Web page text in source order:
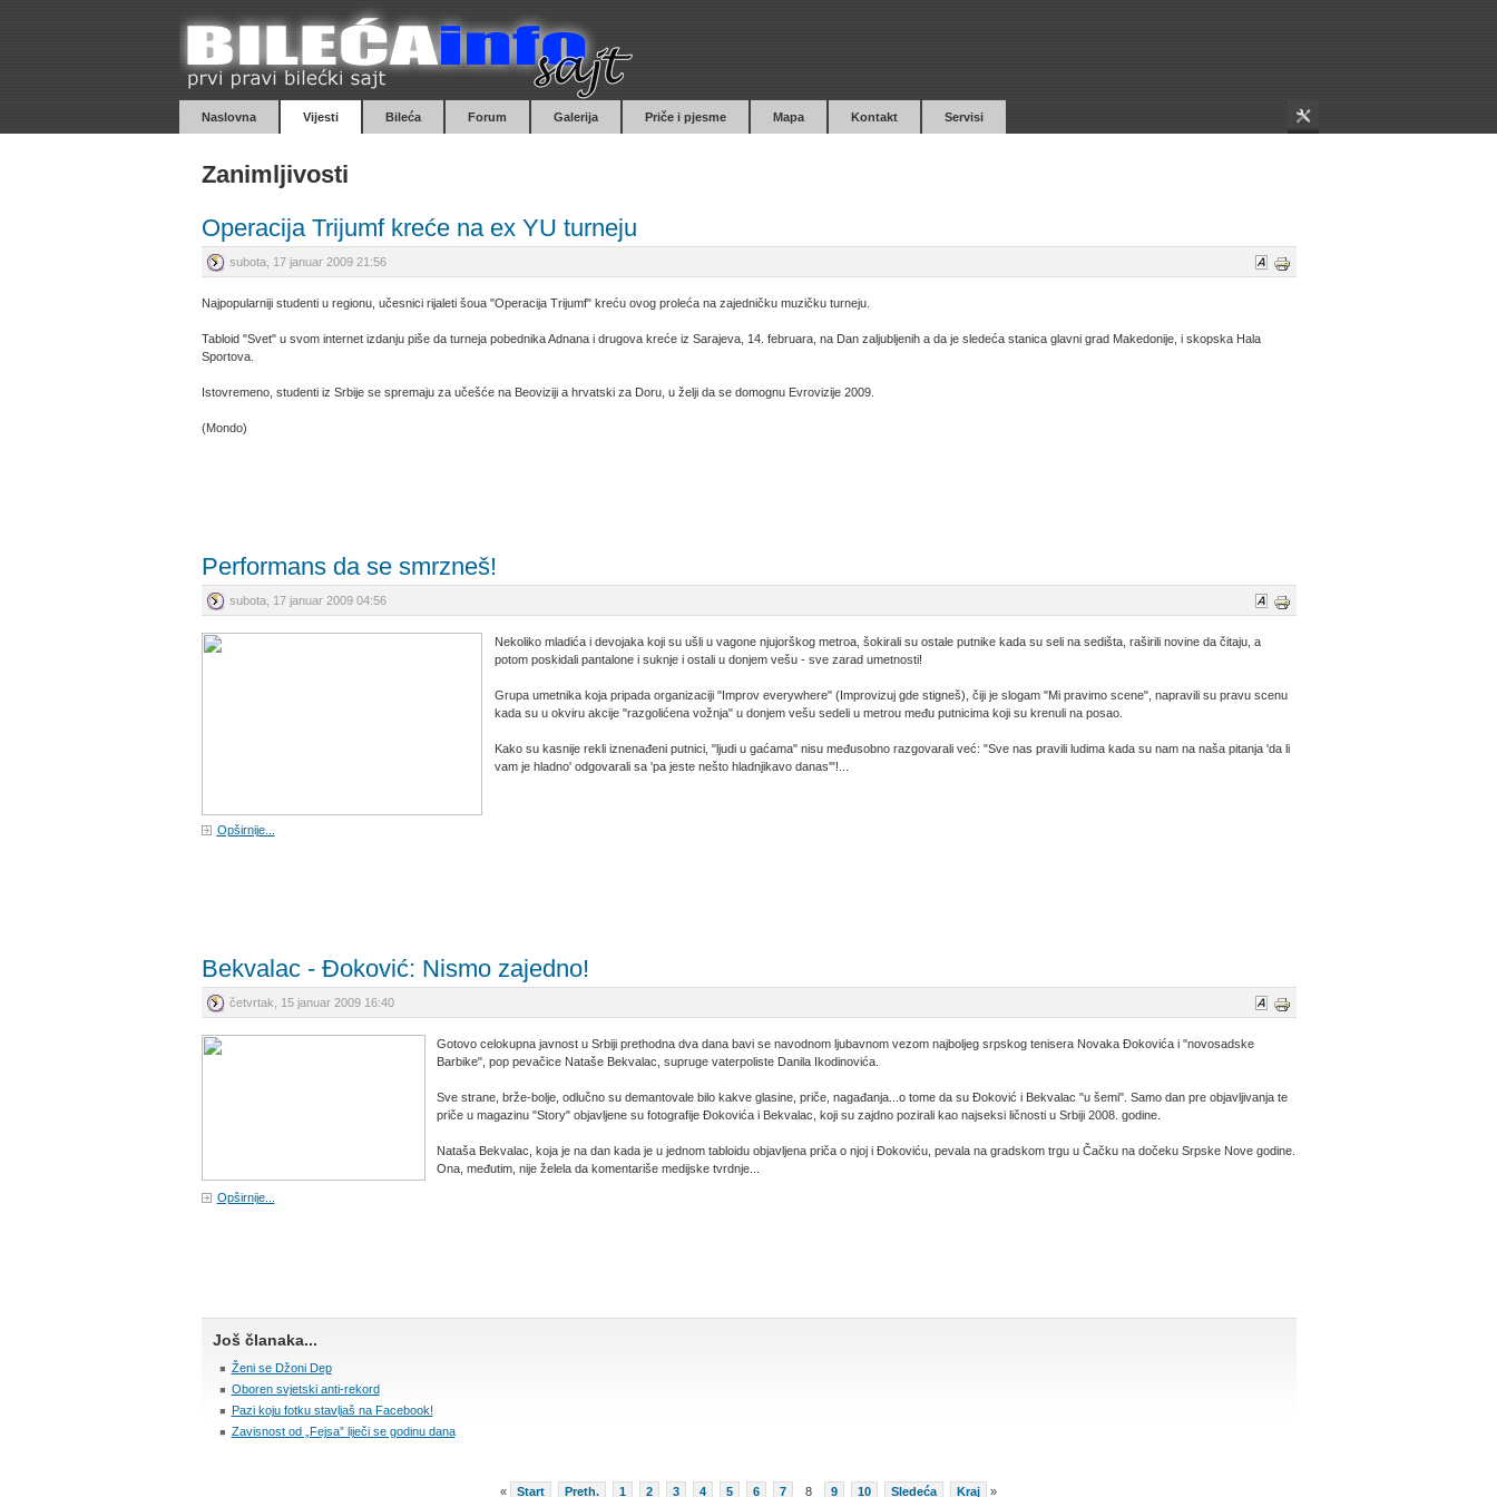
Naslovna Vijesti Bileća Forum Galerija Priče i pjesme Mapa Kontakt Servisi
Zanimljivosti
Operacija Trijumf kreće na ex YU turneju
subota, 17 januar 2009 21:56
Najpopularniji studenti u regionu, učesnici rijaleti šoua "Operacija Trijumf" kreću ovog proleća na zajedničku muzičku turneju.
Tabloid "Svet" u svom internet izdanju piše da turneja pobednika Adnanai drugova kreće iz Sarajeva, 14. februara, na Dan zaljubljenih a da je sledeća stanica glavni grad Makedonije, i skopska Hala
Sportova.
Istovremeno, studenti iz Srbije se spremaju za učešće na Beoviziji a hrvatski za Doru, u želji da se domognu Evrovizije 2009.
(Mondo)
Performans da se smrzneš!
subota, 17 januar 2009 04:56
Nekoliko mladića i devojaka koji su ušli u vagone njujorškog metroa, šokirali su ostale putnike kada su seli na sedišta, raširili novine da čitaju, a
potom poskidali pantalone i suknje i ostali u donjem vešu - sve zarad umetnosti!
Grupa umetnika koja pripada organizaciji "Improv everywhere" (Improvizuj gde stigneš), čiji je slogam "Mi pravimo scene", napravili su pravu scenu
kada su u okviru akcije "razgolićena vožnja" u donjem vešu sedeli u metrou među putnicima koji su krenuli na posao.
Kako su kasnije rekli iznenađeni putnici, "ljudi u gaćama" nisu međusobno razgovarali već: "Sve nas pravili ludima kada su nam na naša pitanja 'da li
vam je hladno' odgovarali sa 'pa jeste nešto hladnjikavo danas'"!...
Opširnije...
Bekvalac - Đoković: Nismo zajedno!
četvrtak, 15 januar 2009 16:40
Gotovo celokupna javnost u Srbiji prethodna dva dana bavi se navodnom ljubavnom vezom najboljeg srpskog tenisera Novaka Đokovića i "novosadske
Barbike", pop pevačice Nataše Bekvalac, supruge vaterpoliste Danila Ikodinovića.
Sve strane, brže-bolje, odlučno su demantovale bilo kakve glasine, priče, nagađanja...o tome da su Đoković i Bekvalac "u šemi". Samo dan pre objavljivanja te
priče u magazinu "Story" objavljene su fotografije Đokovića i Bekvalac, koji su zajdno pozirali kao najseksi ličnosti u Srbiji 2008. godine.
Nataša Bekvalac, koja je na dan kada je u jednom tabloidu objavljena priča o njoj i Đokoviću, pevala na gradskom trgu u Čačku na dočeku Srpske Nove godine.
Ona, međutim, nije želela da komentariše medijske tvrdnje...
Opširnije...
Još članaka...
Ženi se Džoni Dep
Oboren svjetski anti-rekord
Pazi koju fotku stavljaš na Facebook!
Zavisnost od „Fejsa” liječi se godinu dana
« Start Preth. 1 2 3 4 5 6 7 8 9 10 Sledeća Kraj »